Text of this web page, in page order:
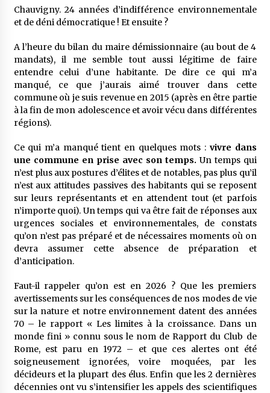
Chauvigny. 24 années d’indifférence environnementale
et de déni démocratique ! Et ensuite ?
A l’heure du bilan du maire démissionnaire (au bout de 4
mandats), il me semble tout aussi légitime de faire
entendre celui d’une habitante. De dire ce qui m’a
manqué, ce que j’aurais aimé trouver dans cette
commune où je suis revenue en 2015 (après en être partie
à la fin de mon adolescence et avoir vécu dans différentes
régions).
Ce qui m’a manqué tient en quelques mots : vivre dans
une commune en prise avec son temps. Un temps qui
n’est plus aux postures d’élites et de notables, pas plus qu’il
n’est aux attitudes passives des habitants qui se reposent
sur leurs représentants et en attendent tout (et parfois
n’importe quoi). Un temps qui va être fait de réponses aux
urgences sociales et environnementales, de constats
qu’on n’est pas préparé et de nécessaires moments où on
devra assumer cette absence de préparation et
d’anticipation.
Faut-il rappeler qu’on est en 2026 ? Que les premiers
avertissements sur les conséquences de nos modes de vie
sur la nature et notre environnement datent des années
70 – le rapport « Les limites à la croissance. Dans un
monde fini » connu sous le nom de Rapport du Club de
Rome, est paru en 1972 – et que ces alertes ont été
soigneusement ignorées, voire moquées, par les
décideurs et la plupart des élus. Enfin que les 2 dernières
décennies ont vu s’intensifier les appels des scientifiques